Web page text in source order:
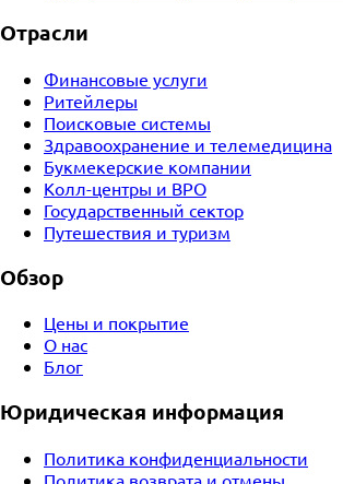
Отрасли
Финансовые услуги
Ритейлеры
Поисковые системы
Здравоохранение и телемедицина
Букмекерские компании
Колл-центры и BPO
Государственный сектор
Путешествия и туризм
Обзор
Цены и покрытие
О нас
Блог
Юридическая информация
Политика конфиденциальности
Политика возврата и отмены